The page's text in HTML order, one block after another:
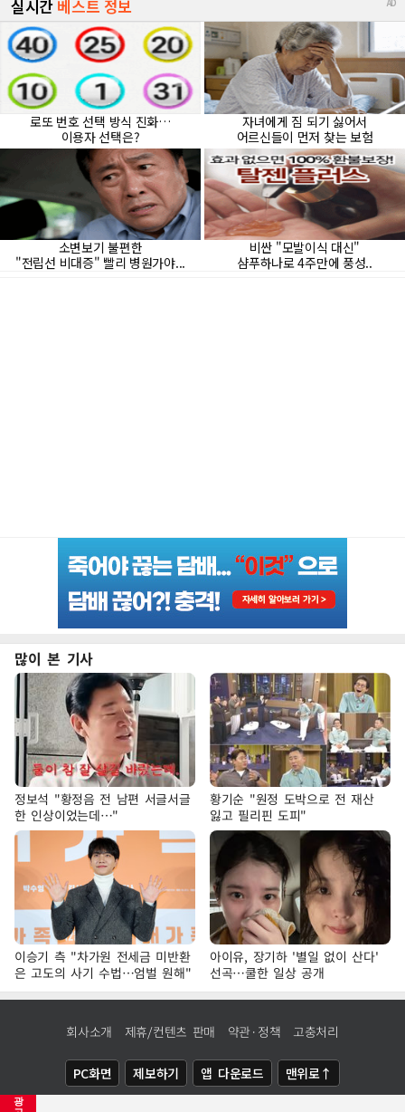
광
많이 본 기사
정보석 "황정음 전 남편 서글서글
한 인상이었는데…"
황기순 "원정 도박으로 전 재산
잃고 필리핀 도피"
이승기 측 "차가원 전세금 미반환
은 고도의 사기 수법…엄벌 원해"
아이유, 장기하 '별일 없이 산다'
선곡…쿨한 일상 공개
회사소개 제휴/컨텐츠 판매 약관·정책 고충처리
PC화면 제보하기 앱 다운로드 맨위로↑